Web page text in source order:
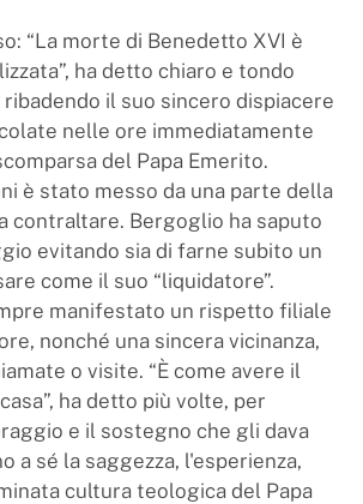
“La morte di Benedetto XVI è
ha detto chiaro e tondo
ribadendo il suo sincero dispiacere
nelle ore immediatamente
del Papa Emerito.
è stato messo da una parte della
contraltare. Bergoglio ha saputo
evitando sia di farne subito un
come il suo “liquidatore”.
manifestato un rispetto filiale
nonché una sincera vicinanza,
o visite. “È come avere il
ha detto più volte, per
e il sostegno che gli dava
a sé la saggezza, l'esperienza,
cultura teologica del Papa